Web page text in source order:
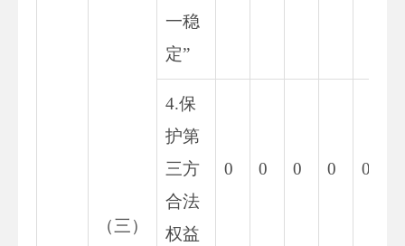
（三）
一稳
定”
4.保
护第
三方
合法
权益
0 0 0 0 0